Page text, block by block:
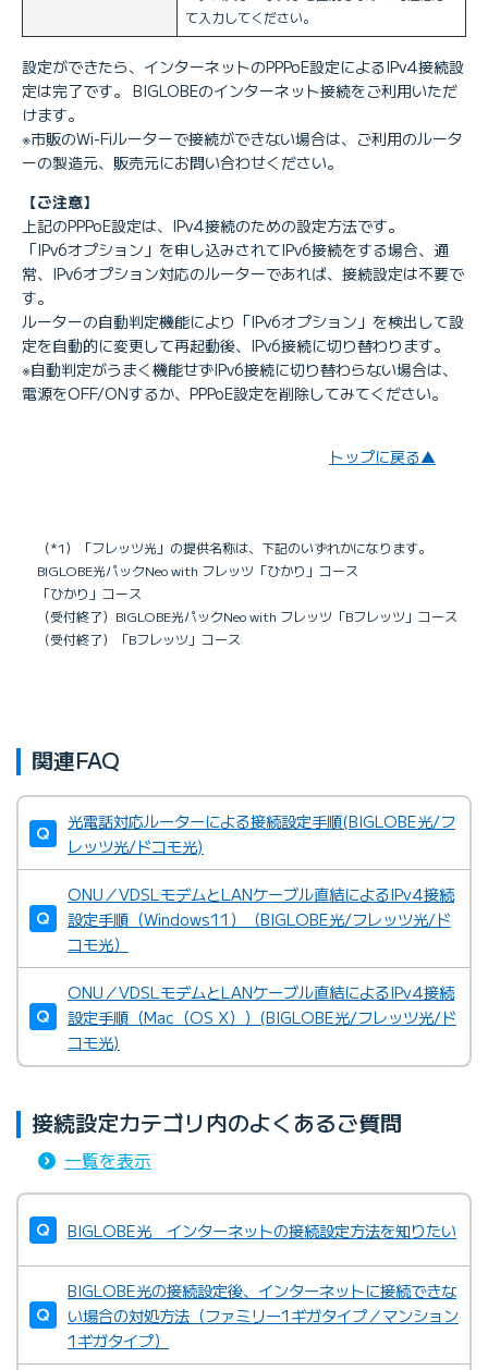
て入力してください。
設定ができたら、インターネットのPPPoE設定によるIPv4接続設
定は完了です。 BIGLOBEのインターネット接続をご利用いただ
けます。
※市販のWi-Fiルーターで接続ができない場合は、ご利用のルータ
ーの製造元、販売元にお問い合わせください。
【ご注意】
上記のPPPoE設定は、IPv4接続のための設定方法です。
「IPv6オプション」を申し込みされてIPv6接続をする場合、通
常、IPv6オプション対応のルーターであれば、接続設定は不要で
す。
ルーターの自動判定機能により「IPv6オプション」を検出して設
定を自動的に変更して再起動後、IPv6接続に切り替わります。
※自動判定がうまく機能せずIPv6接続に切り替わらない場合は、
電源をOFF/ONするか、PPPoE設定を削除してみてください。
トップに戻る▲
（*1）「フレッツ光」の提供名称は、下記のいずれかになります。
BIGLOBE光パックNeo with フレッツ「ひかり」コース
「ひかり」コース
（受付終了）BIGLOBE光パックNeo with フレッツ「Bフレッツ」コース
（受付終了）「Bフレッツ」コース
関連FAQ
光電話対応ルーターによる接続設定手順(BIGLOBE光/フ
レッツ光/ドコモ光)
ONU／VDSLモデムとLANケーブル直結によるIPv4接続
設定手順（Windows11）（BIGLOBE光/フレッツ光/ド
コモ光）
ONU／VDSLモデムとLANケーブル直結によるIPv4接続
設定手順（Mac（OS X））(BIGLOBE光/フレッツ光/ド
コモ光)
接続設定カテゴリ内のよくあるご質問
一覧を表示
BIGLOBE光 インターネットの接続設定方法を知りたい
BIGLOBE光の接続設定後、インターネットに接続できな
い場合の対処方法（ファミリー1ギガタイプ／マンション
1ギガタイプ）